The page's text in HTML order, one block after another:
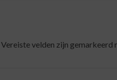
Vereiste velden zijn gemarkeerd